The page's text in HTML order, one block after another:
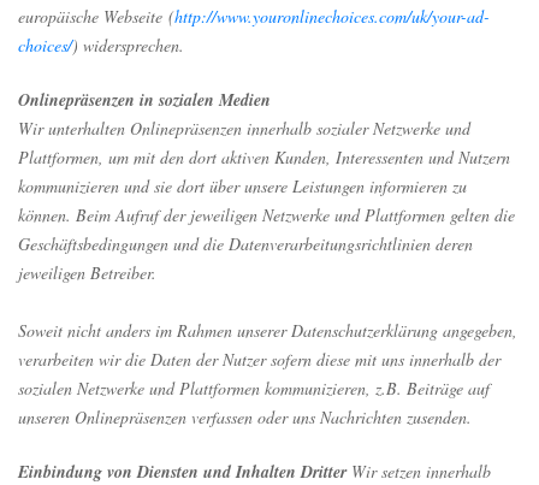
europäische Webseite (http://www.youronlinechoices.com/uk/your-ad-
choices/) widersprechen.
Onlinepräsenzen in sozialen Medien
Wir unterhalten Onlinepräsenzen innerhalb sozialer Netzwerke und
Plattformen, um mit den dort aktiven Kunden, Interessenten und Nutzern
kommunizieren und sie dort über unsere Leistungen informieren zu
können. Beim Aufruf der jeweiligen Netzwerke und Plattformen gelten die
Geschäftsbedingungen und die Datenverarbeitungsrichtlinien deren
jeweiligen Betreiber.
Soweit nicht anders im Rahmen unserer Datenschutzerklärung angegeben,
verarbeiten wir die Daten der Nutzer sofern diese mit uns innerhalb der
sozialen Netzwerke und Plattformen kommunizieren, z.B. Beiträge auf
unseren Onlinepräsenzen verfassen oder uns Nachrichten zusenden.
Einbindung von Diensten und Inhalten Dritter Wir setzen innerhalb